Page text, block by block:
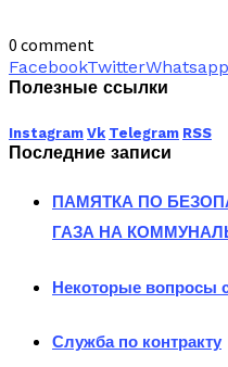
0 comment
FacebookTwitterWhatsapp
Полезные ссылки
Instagram Vk Telegram RSS
Последние записи
ПАМЯТКА ПО
ГАЗА НА
Некоторые вопросы
Служба по контракту